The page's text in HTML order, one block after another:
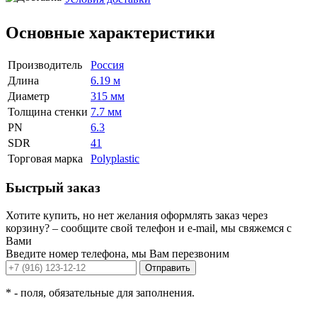
Основные характеристики
Производитель
Россия
Длина
6.19 м
Диаметр
315 мм
Толщина стенки 7.7 мм
PN
6.3
SDR
41
Торговая марка
Polyplastic
Быстрый заказ
Хотите купить, но нет желания оформлять заказ через
корзину? – сообщите свой телефон и e-mail, мы свяжемся с
Вами
Введите номер телефона, мы Вам перезвоним
Отправить
* - поля, обязательные для заполнения.